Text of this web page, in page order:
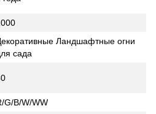
Ландшафтные огни
сада
G/B/W/WW